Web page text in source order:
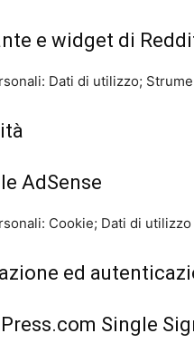
e widget di
Dati di utilizzo;
AdSense
Cookie; Dati di utilizzo
ed
Single